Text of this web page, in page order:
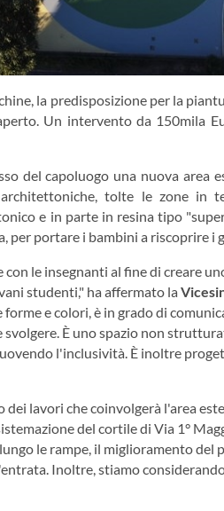
la predisposizione per la
Un intervento da 150mila
del capoluogo una nuova area
tolte le zone in
e in parte in resina tipo
per portare i bambini a riscoprire i
le insegnanti al fine di creare
studenti," ha affermato la
e colori, è in grado di
È uno spazio non
l'inclusività. È inoltre
lavori che coinvolgerà l'area
del cortile di Via 1°
le rampe, il miglioramento del
Inoltre, stiamo